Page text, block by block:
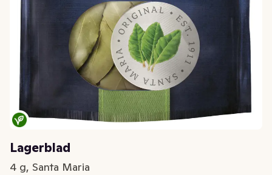
Lagerblad
4 g, Santa Maria